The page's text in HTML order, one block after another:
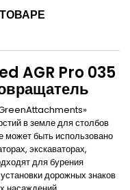
AGR Pro 035
в земле для столбов
может быть использовано
экскаваторах,
для бурения
дорожных знаков